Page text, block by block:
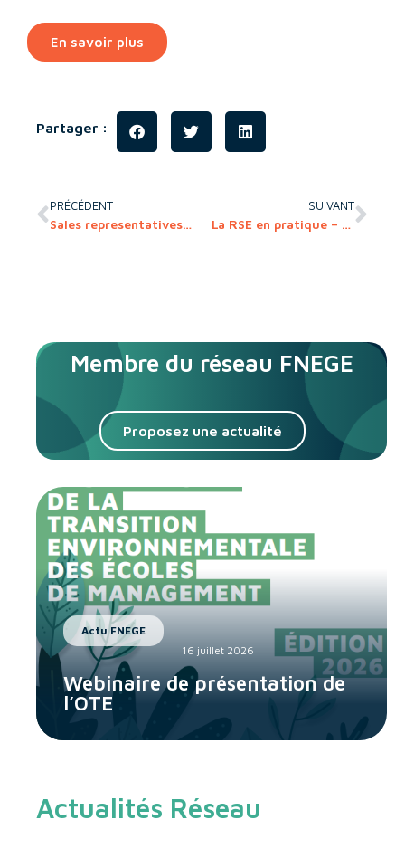
En savoir plus
Partager :
PRÉCÉDENT
Sales representatives! Get your first sales
SUIVANT
La RSE en pratique – Des solutions innovantes au service des transitions écologiques et sociales
Membre du réseau FNEGE
Proposez une actualité
Actu FNEGE
16 juillet 2026
Webinaire de présentation de
l’OTE
Actualités Réseau